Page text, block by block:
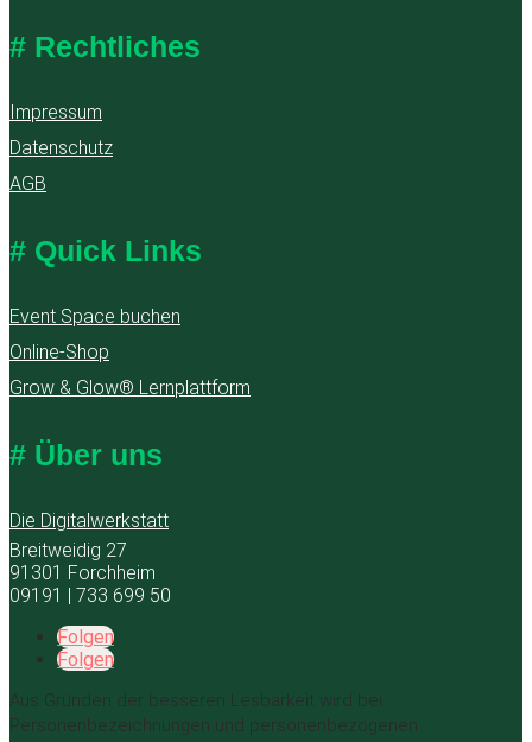
# Rechtliches
Impressum
Datenschutz
AGB
# Quick Links
Event Space buchen
Online-Shop
Grow & Glow® Lernplattform
# Über uns
Die Digitalwerkstatt
Breitweidig 27
91301 Forchheim
09191 | 733 699 50
Folgen
Folgen
Aus Gründen der besseren Lesbarkeit wird bei
Personenbezeichnungen und personenbezogenen